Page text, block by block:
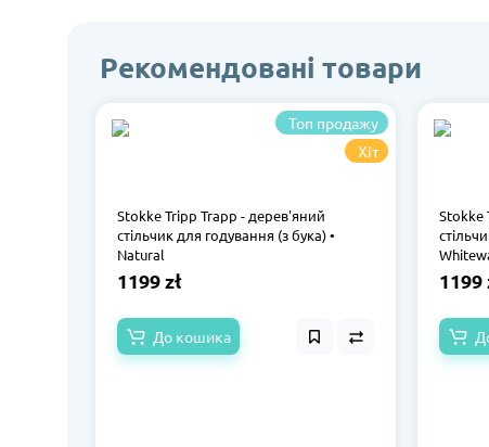
Рекомендовані товари
Топ продажу
Хіт
Stokke Tripp Trapp - дерев'яний
стільчик для годування (з бука) •
Natural
1199 zł
До кошика
Stokke
1199